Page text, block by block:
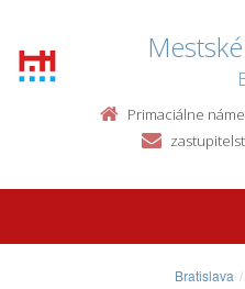
Primaciálne
Bratislava